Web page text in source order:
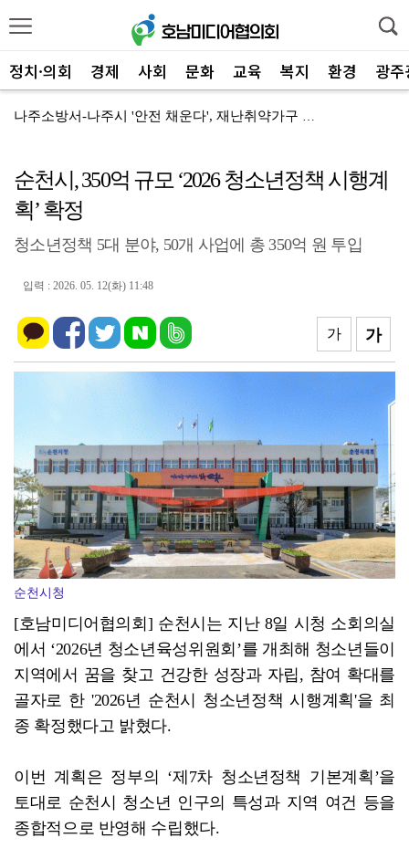
정치·의회 경제 사회 문화 교육 복지 환경 광
나주소방서-나주시 '안전 채운다', 재난취약가구 주거환...
광산구자원봉사센터, 폭염 '심각'…통합지원단 출정
광산구, 청년 1인 가구 '나도 한 끼' 영양 교육
전남광주특별시 광산구, '자원순환 시민실천단' 가동
해남군 '비상' 폭염 장기화… 총력대응 안전관리
장성군, 불법 하천 점용 '싹쓸이' 복구 착수
사순문 장흥군수, '가뭄 비상' 현장 점검... 피해 ...
순천시, 350억 규모 ‘2026 청소년정책 시행계
획’ 확정
청소년정책 5대 분야, 50개 사업에 총 350억 원 투입
입력 : 2026. 05. 12(화) 11:48
가
가
순천시청
[호남미디어협의회] 순천시는 지난 8일 시청 소회의실
에서 ‘2026년 청소년육성위원회’를 개최해 청소년들이
지역에서 꿈을 찾고 건강한 성장과 자립, 참여 확대를
골자로 한 '2026년 순천시 청소년정책 시행계획'을 최
종 확정했다고 밝혔다.
이번 계획은 정부의 ‘제7차 청소년정책 기본계획’을
토대로 순천시 청소년 인구의 특성과 지역 여건 등을
종합적으로 반영해 수립했다.